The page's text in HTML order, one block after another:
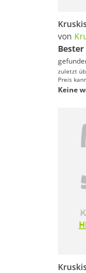
von
Bester
zuletzt
Preis
Keine